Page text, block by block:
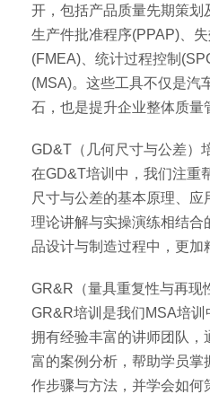
开，包括产品质量先期策划
生产件批准程序(PPAP)、
(FMEA)、统计过程控制
(MSA)。这些工具不仅是汽
石，也是提升企业整体质量
GD&T（几何尺寸与公差）
在GD&T培训中，我们注重
尺寸与公差的基本原理、
理论讲解与实操演练相结合
品设计与制造过程中，更加
GR&R（量具重复性与再现
GR&R培训是我们MSA培
拥有经验丰富的讲师团队，
富的案例分析，帮助学员
作步骤与方法，并学会如何